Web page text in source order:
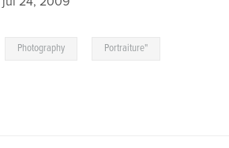
Photography Portraiture"